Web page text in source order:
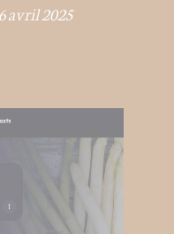
avril 2025